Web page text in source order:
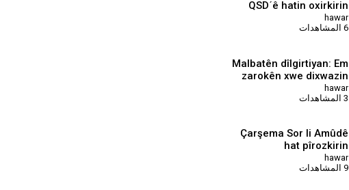
QSDˊê hatin oxirkirin
hawar
6 المشاهدات
Malbatên dîlgirtiyan: Em
zarokên xwe dixwazin
hawar
3 المشاهدات
⁣Çarşema Sor li Amûdê
hat pîrozkirin
hawar
9 المشاهدات